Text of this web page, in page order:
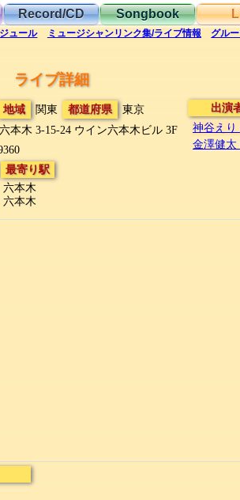
Record/CD Songbook
ュール ミュージシャンリンク集/ライブ情報 グル
ライブ詳細
地域 関東 都道府県
東京
本木 3-15-24 ウイン六本木ビル 3F
最寄り駅
六本木
六本木
出演
神谷えり
金澤健太